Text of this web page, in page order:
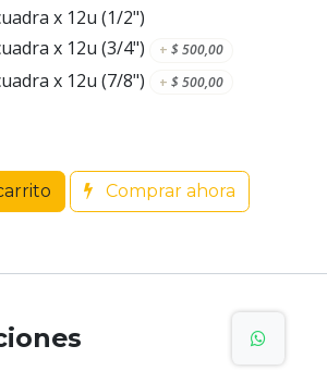
x 12u (1/2")
x 12u (3/4")
+ $500,00
x 12u (7/8") + $500,00
Comprar ahora